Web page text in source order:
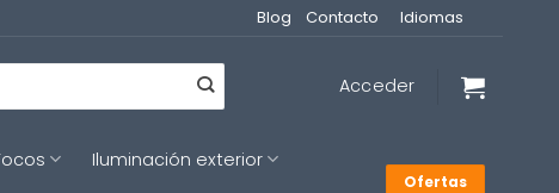
Blog Contacto Idiomas
Acceder
Iluminación exterior
Ofertas